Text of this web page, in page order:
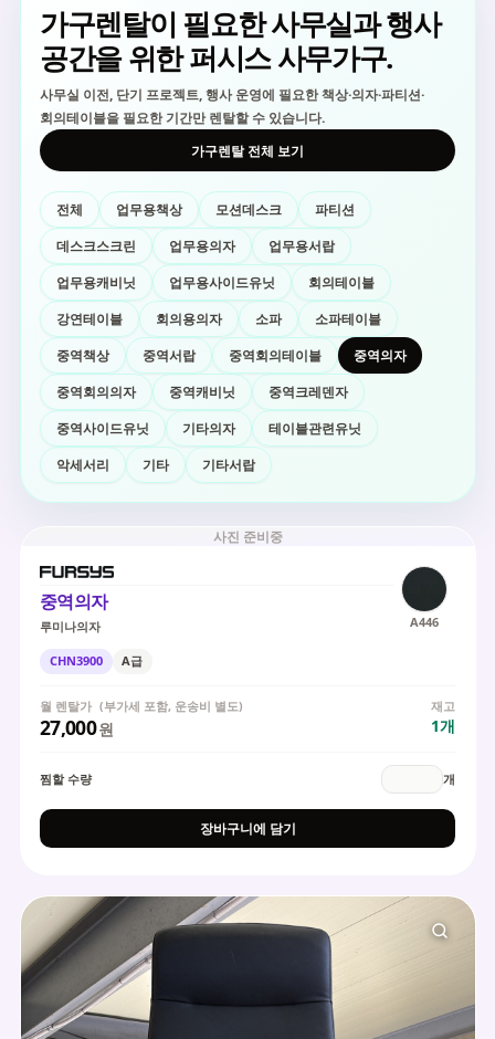
가구렌탈이 필요한 사무실과 행사
공간을 위한 퍼시스 사무가구.
사무실 이전, 단기 프로젝트, 행사 운영에 필요한 책상·의자·파티션·
회의테이블을 필요한 기간만 렌탈할 수 있습니다.
가구렌탈 전체 보기
전체 업무용책상 모션데스크
파티션
데스크스크린
업무용의자
업무용서랍
업무용캐비닛
업무용사이드유닛
회의테이블
강연테이블
회의용의자 소파
소파테이블
중역책상
중역서랍 중역회의테이블
중역의자
중역회의의자
중역캐비닛
중역크레덴자
중역사이드유닛
기타의자
테이블관련유닛
악세서리
기타 기타서랍
사진 준비중
중역의자
루미나의자 A446
CHN3900 A급
월 렌탈가 (부가세 포함, 운송비 별도)
27,000원
재고
1개
찜할 수량 개
장바구니에 담기